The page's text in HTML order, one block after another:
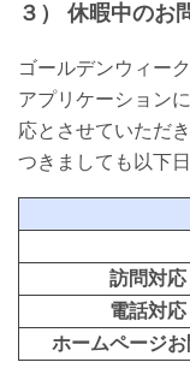
３） 休暇中のお
ゴールデンウィー
アプリケーション
応とさせていただ
つきましても以下
訪問対応
電話対応
ホームページ